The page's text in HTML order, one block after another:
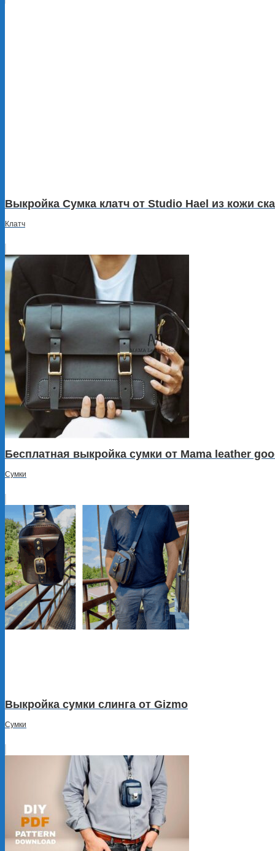
Выкройка Сумка клатч от Studio Hael из кожи
Клатч
Бесплатная выкройка сумки от Mama leather
Сумки
Выкройка сумки слинга от Gizmo
Сумки